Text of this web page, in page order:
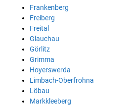
Frankenberg
Freiberg
Freital
Glauchau
Görlitz
Grimma
Hoyerswerda
Limbach-Oberfrohna
Löbau
Markkleeberg